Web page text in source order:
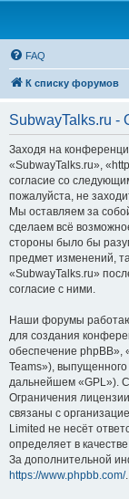
FAQ
К списку форумов
SubwayTalks.ru -
Заходя на
«SubwayTalks.ru»,
согласие со
пожалуйста, не
Мы оставляем за
сделаем всё
стороны было бы
предмет изменений,
«SubwayTalks.ru»
согласие с ними.
Наши форумы
для создания
обеспечение phpBB»,
Teams»),
дальнейшем «GPL»).
Ограничения
связаны с
Limited не несёт
определяет в
За дополнительной
https://www.phpbb.com/.